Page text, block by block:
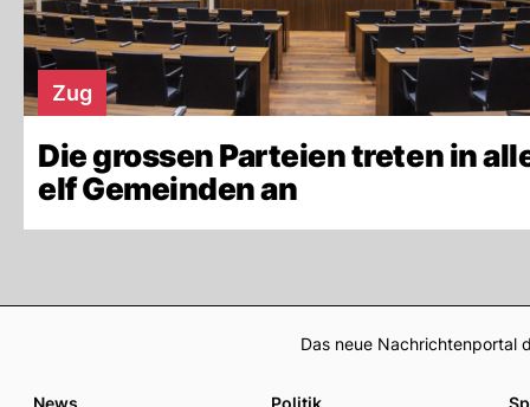
Zug
Die grossen Parteien treten in
elf Gemeinden an
Das neue Nachrichtenportal
News Politik